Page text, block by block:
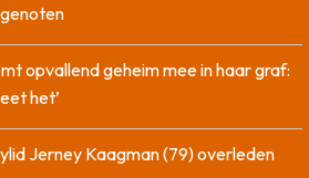
opvallend geheim mee in haar graf:
het’
Jerney Kaagman (79) overleden